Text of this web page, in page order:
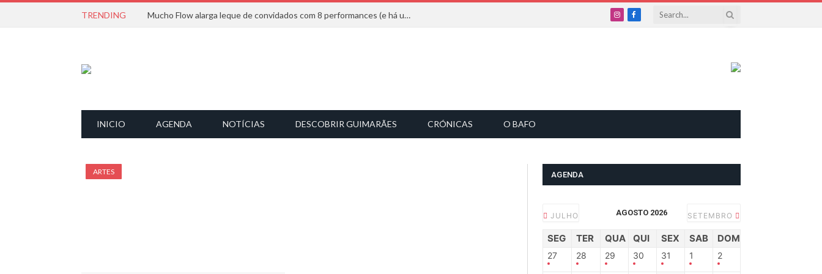
TRENDING Mucho Flow alarga leque de convidados com 8 performances (e há uma saída)
InstagramFacebook
INICIO AGENDA NOTÍCIAS DESCOBRIR GUIMARÃES CRÓNICAS O BAFO
ARTES AGENDA
JULHO AGOSTO 2026 SETEMBRO
SEG TER QUA QUI SEX SAB DOM
27 28 29 30 31 1 2